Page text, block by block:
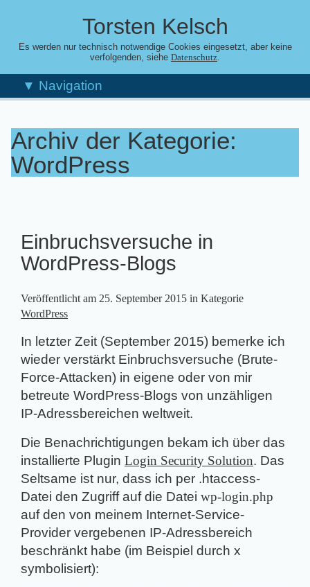
Torsten Kelsch
Es werden nur technisch notwendige Cookies eingesetzt, aber keine
verfolgenden, siehe Datenschutz.
▼ Navigation
Archiv der Kategorie:
WordPress
Einbruchsversuche in
WordPress-Blogs
Veröffentlicht am 25. September 2015 in Kategorie
WordPress
In letzter Zeit (September 2015) bemerke ich
wieder verstärkt Einbruchsversuche (Brute-
Force-Attacken) in eigene oder von mir
betreute WordPress-Blogs von unzähligen
IP-Adressbereichen weltweit.
Die Benachrichtigungen bekam ich über das
installierte Plugin Login Security Solution. Das
Seltsame ist nur, dass ich per .htaccess-
Datei den Zugriff auf die Datei wp-login.php
auf den von meinem Internet-Service-
Provider vergebenen IP-Adressbereich
beschränkt habe (im Beispiel durch x
symbolisiert):